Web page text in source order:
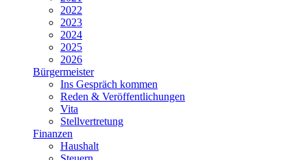
2022
2023
2024
2025
2026
Bürgermeister
Ins Gespräch kommen
Reden & Veröffentlichungen
Vita
Stellvertretung
Finanzen
Haushalt